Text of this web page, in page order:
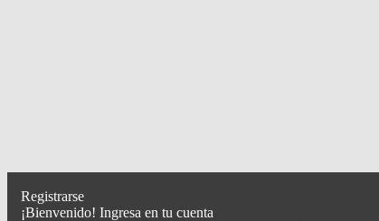
Registrarse
¡Bienvenido! Ingresa en tu cuenta